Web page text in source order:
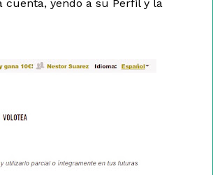
cuenta, yendo a su Perfil y la